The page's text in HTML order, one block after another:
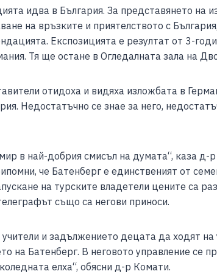
идва в България. За представянето на
на връзките и приятелството с
Експозицията е резултат от 3-
Тя ще остане в Огледалната зала на
отидоха и видяха изложбата в
Недостатъчно се знае за него,
в най-добрия смисъл на думата“, каза
че Батенберг е единственият от
на турските владетели цените са
също са негови приноси.
и задължението децата да ходят
на Батенберг. В неговото управление се
елха“, обясни д-р Комати.